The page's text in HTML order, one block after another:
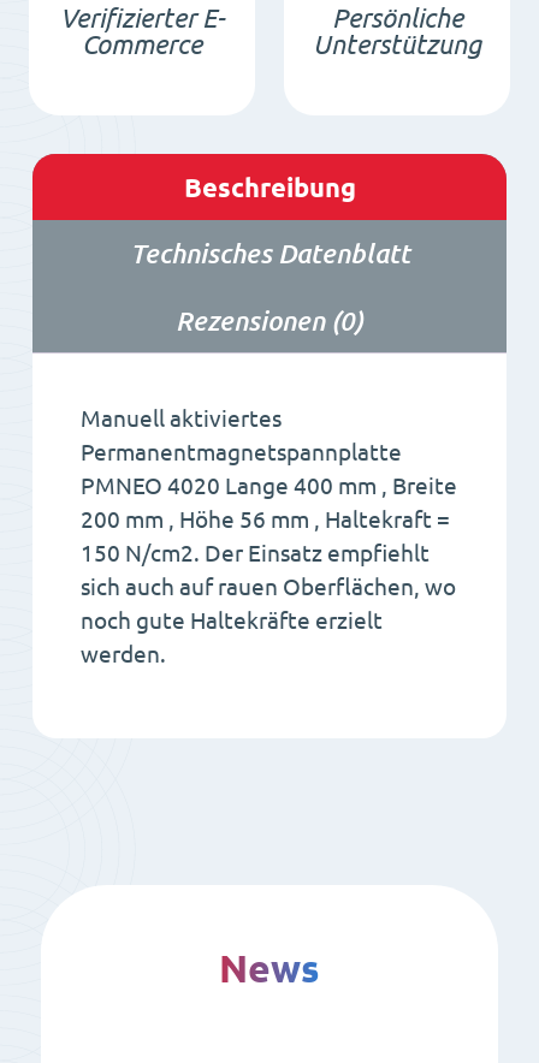
Verifizierter E-
Commerce
Persönliche
Unterstützung
Beschreibung
Technisches Datenblatt
Rezensionen (0)
Manuell aktiviertes
Permanentmagnetspannplatte
PMNEO 4020 Lange 400 mm , Breite
200 mm , Höhe 56 mm , Haltekraft =
150 N/cm2. Der Einsatz empfiehlt
sich auch auf rauen Oberflächen, wo
noch gute Haltekräfte erzielt
werden.
News